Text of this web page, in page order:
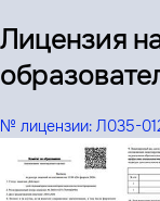
Лицензия
№ лицензии: Л035-